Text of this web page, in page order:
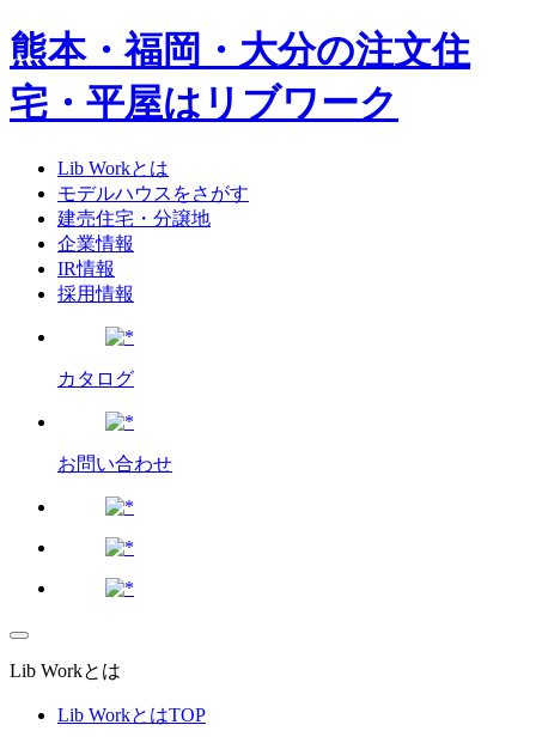
熊本・福岡・大分の注文住
宅・平屋はリブワーク
Lib Workとは
モデルハウスをさがす
建売住宅・分譲地
企業情報
IR情報
採用情報
カタログ
お問い合わせ
Lib Workとは
Lib WorkとはTOP